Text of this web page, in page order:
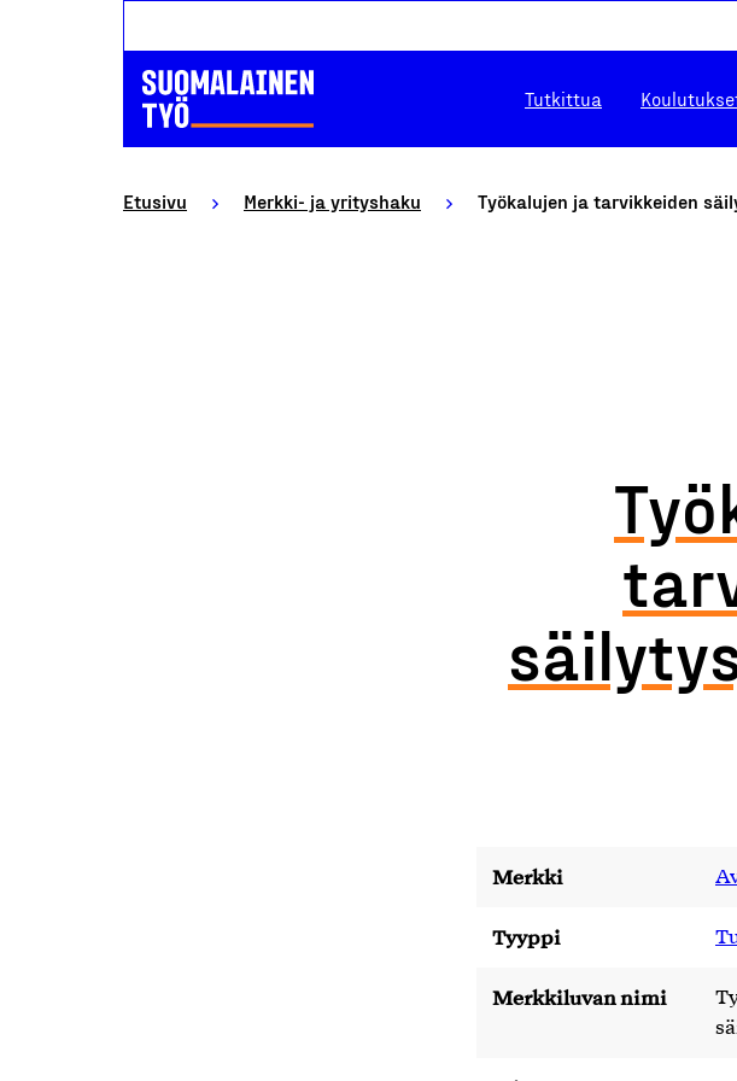
Tutkittua
Etusivu Merkki- ja yrityshaku Työkalujen ja tarvikkeiden
Merkki
Tyyppi
Merkkiluvan nimi